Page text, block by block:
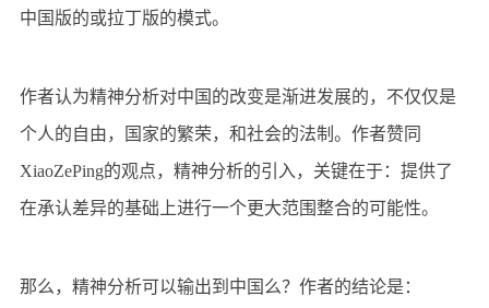
中国版的或拉丁版的模式。
作者认为精神分析对中国的改变是渐进发展的，不仅仅是
个人的自由，国家的繁荣，和社会的法制。作者赞同
XiaoZePing的观点，精神分析的引入，关键在于：提供了
在承认差异的基础上进行一个更大范围整合的可能性。
那么，精神分析可以输出到中国么？作者的结论是：